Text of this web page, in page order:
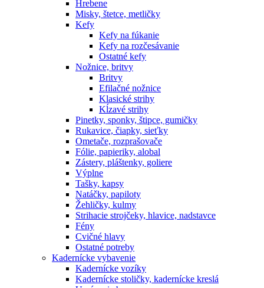
Hrebene
Misky, štetce, metličky
Kefy
Kefy na fúkanie
Kefy na rozčesávanie
Ostatné kefy
Nožnice, britvy
Britvy
Efilačné nožnice
Klasické strihy
Kĺzavé strihy
Pinetky, sponky, štipce, gumičky
Rukavice, čiapky, sieťky
Ometače, rozprašovače
Fólie, papieriky, alobal
Zástery, pláštenky, goliere
Výplne
Tašky, kapsy
Natáčky, papiloty
Žehličky, kulmy
Strihacie strojčeky, hlavice, nadstavce
Fény
Cvičné hlavy
Ostatné potreby
Kadernícke vybavenie
Kadernícke vozíky
Kadernícke stoličky, kadernícke kreslá